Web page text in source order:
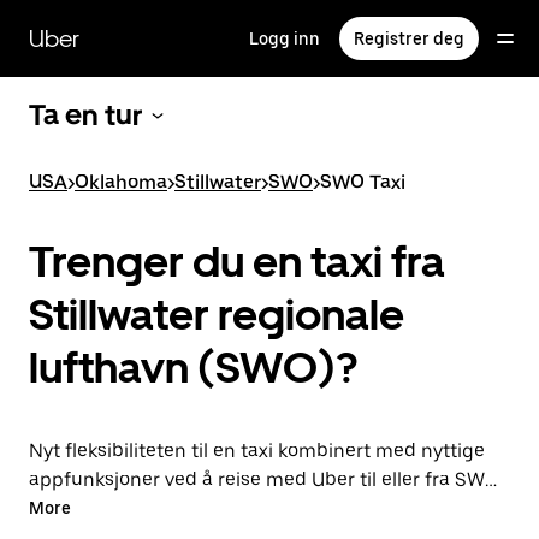
hovedinnholdet
Uber Logg inn Registrer deg
Ta en tur
USA>Oklahoma>Stillwater>SWO>SWO Taxi
Trenger du en taxi fra
Stillwater regionale
lufthavn (SWO)?
Nyt fleksibiliteten til en taxi kombinert med nyttige
appfunksjoner ved å reise med Uber til eller fra SWO i
stedet. Du får turer på forespørsel når det haster, og
More